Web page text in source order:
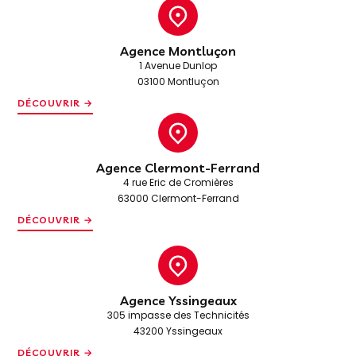
Agence Montluçon
1 Avenue Dunlop
03100 Montluçon
DÉCOUVRIR →
Agence Clermont-Ferrand
4 rue Eric de Cromières
63000 Clermont-Ferrand
DÉCOUVRIR →
Agence Yssingeaux
305 impasse des Technicités
43200 Yssingeaux
DÉCOUVRIR →